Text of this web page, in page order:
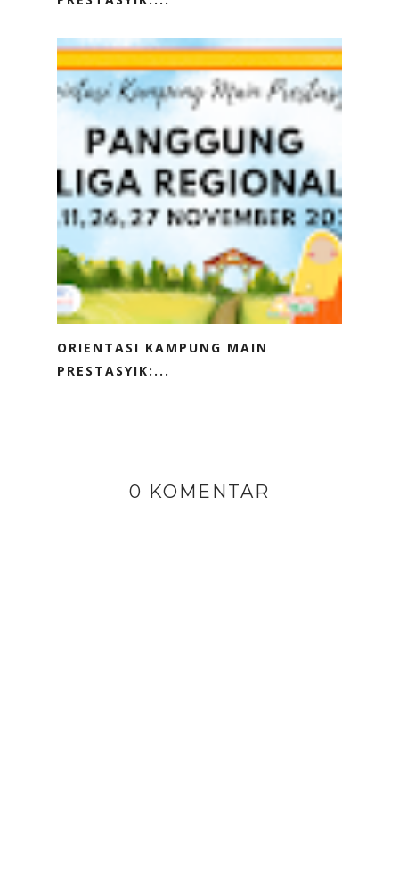
ORIENTASI KAMPUNG MAIN
PRESTASYIK:...
0 KOMENTAR